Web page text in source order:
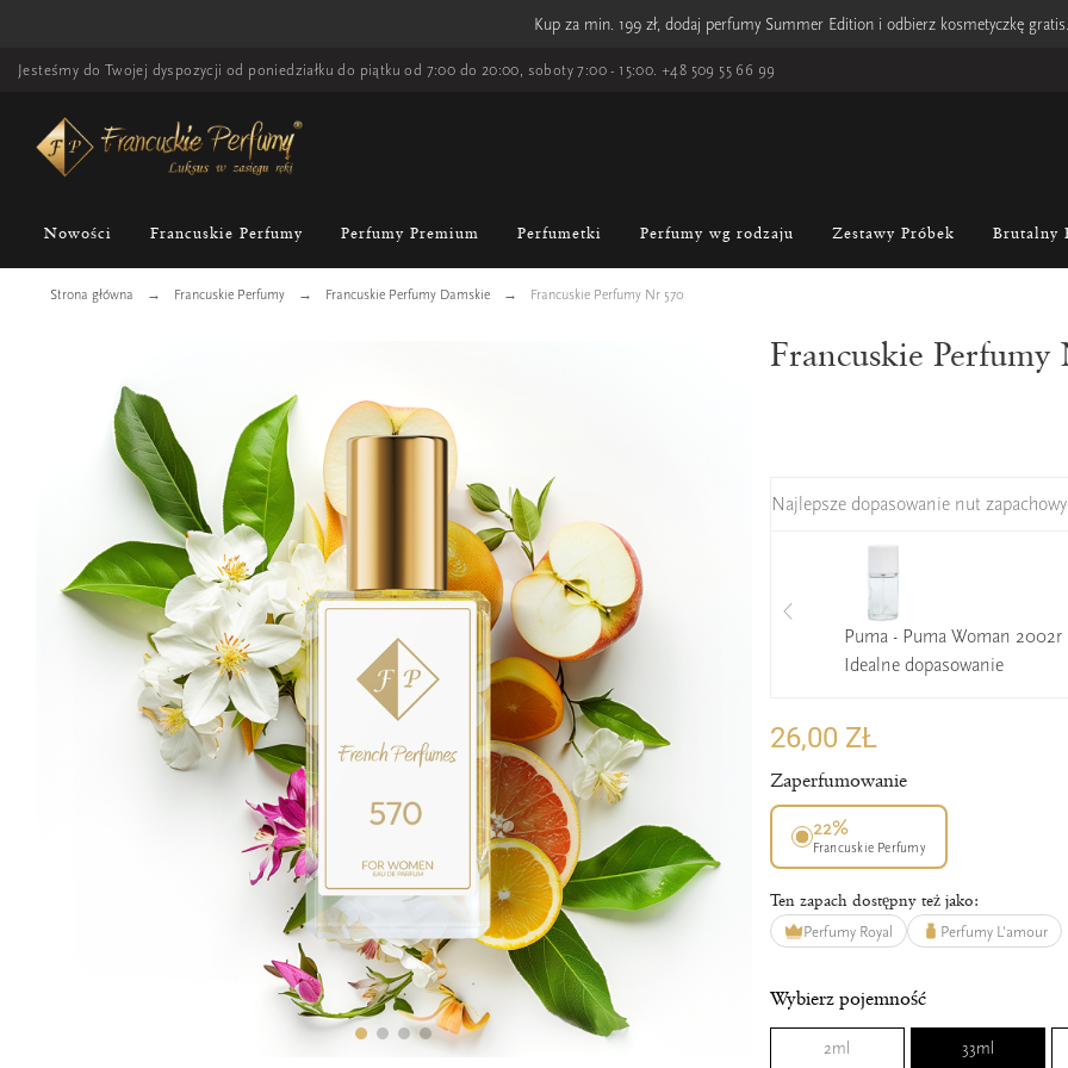
Kup za min. 199 zł, dodaj perfumy Summer Edition i odbierz kosmetyczkę gratis.
Jesteśmy do Twojej dyspozycji od poniedziałku do piątku od 7:00 do 20:00, soboty 7:00 - 15:00. +48 509 55 66 99
Nowości Francuskie Perfumy Perfumy Premium Perfumetki Perfumy wg rodzaju Zestawy Próbek Brutalny
Strona główna Francuskie Perfumy Francuskie Perfumy Damskie Francuskie Perfumy Nr 570
Francuskie
Najlepsze dopasowanie nut
Puma - Puma Woman 2002r
Idealne dopasowanie
26,00 ZŁ
Zaperfumowanie
22%
Francuskie Perfumy
Ten zapach dostępny też jako:
Perfumy Royal Perfumy L'amour
Wybierz pojemność
2ml 33ml